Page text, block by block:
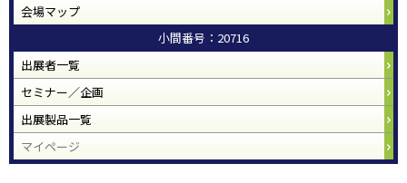
会場マップ
小間番号：20716
出展者一覧
セミナー／企画
出展製品一覧
マイページ